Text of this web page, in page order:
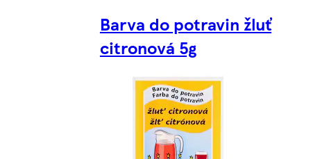
Barva do potravin žluť
citronová 5g